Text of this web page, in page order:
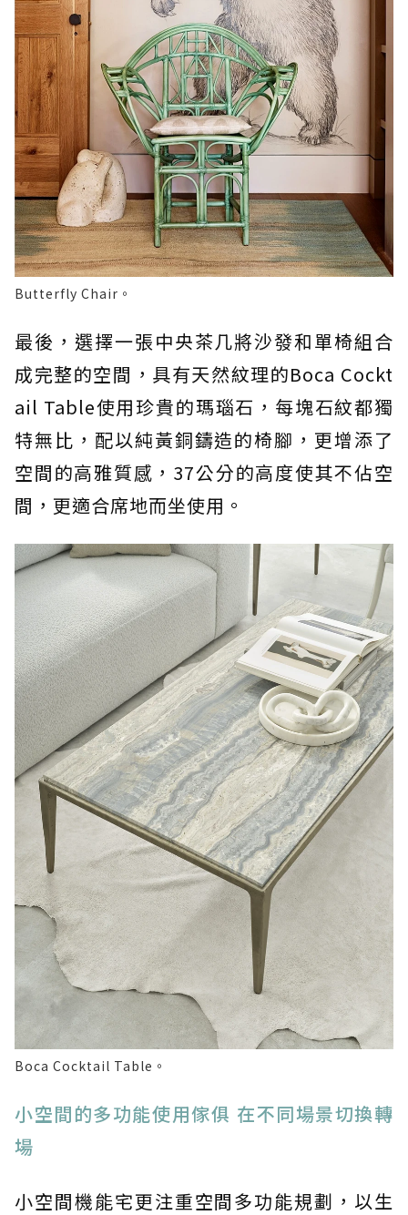
Butterfly Chair。
最後，選擇一張中央茶几將沙發和單椅組合
成完整的空間，具有天然紋理的Boca Cockt
ail Table使用珍貴的瑪瑙石，每塊石紋都獨
特無比，配以純黃銅鑄造的椅腳，更增添了
空間的高雅質感，37公分的高度使其不佔空
間，更適合席地而坐使用。
Boca Cocktail Table。
小空間的多功能使用傢俱 在不同場景切換轉
場
小空間機能宅更注重空間多功能規劃，以生